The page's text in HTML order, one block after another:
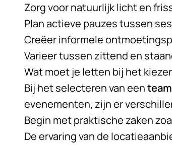
Zorg voor natuurlijk licht en
Plan actieve pauzes tussen
Creëer informele
Varieer tussen zittend en
Wat moet je letten bij het
Bij het selecteren van een
evenementen, zijn er
Begin met praktische zaken
De ervaring van de